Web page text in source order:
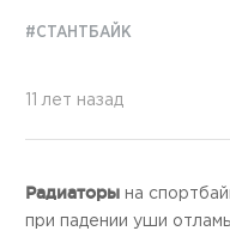
#СТАНТБАЙК
11 лет назад
Радиаторы на
при падении уши